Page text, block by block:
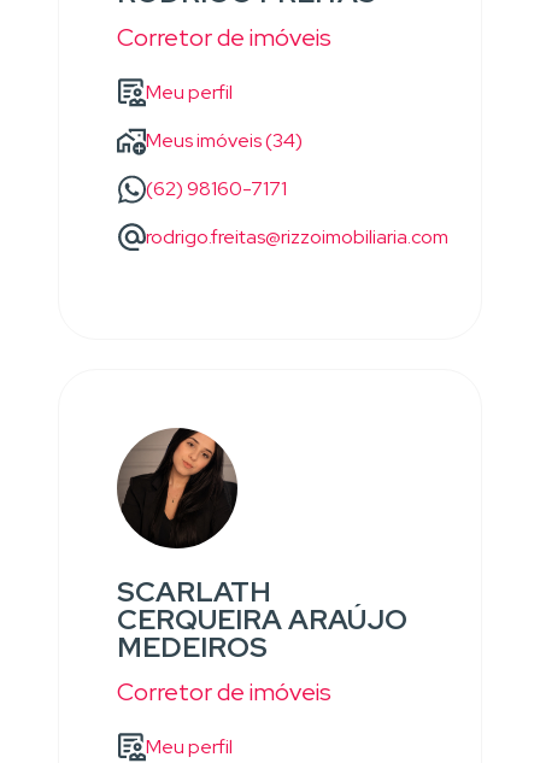
Corretor de imóveis
Meu perfil
Meus imóveis (34)
(62) 98160-7171
rodrigo.freitas@rizzoimobiliaria.com
SCARLATH
CERQUEIRA ARAÚJO
MEDEIROS
Corretor de imóveis
Meu perfil